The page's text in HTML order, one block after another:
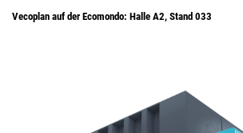
Vecoplan auf der Ecomondo: Halle A2, Stand 033